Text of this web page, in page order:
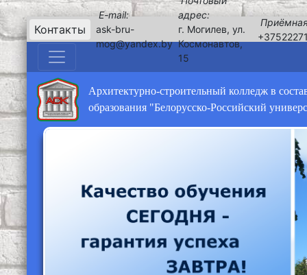
Контакты
E-mail:
ask-bru-
mog@yandex.by
адрес:
г. Могилев, ул.
Космонавтов,
15
Архитектурно-строительный колледж в
образования "Белорусско-Российский